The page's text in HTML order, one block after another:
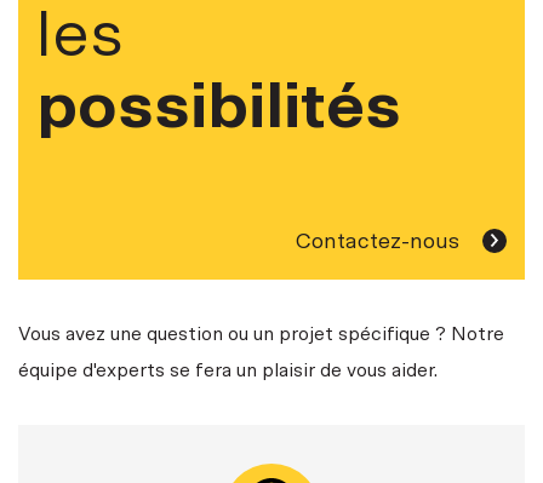
les
possibilités
Contactez-nous
Vous avez une question ou un projet spécifique ? Notre
équipe d'experts se fera un plaisir de vous aider.